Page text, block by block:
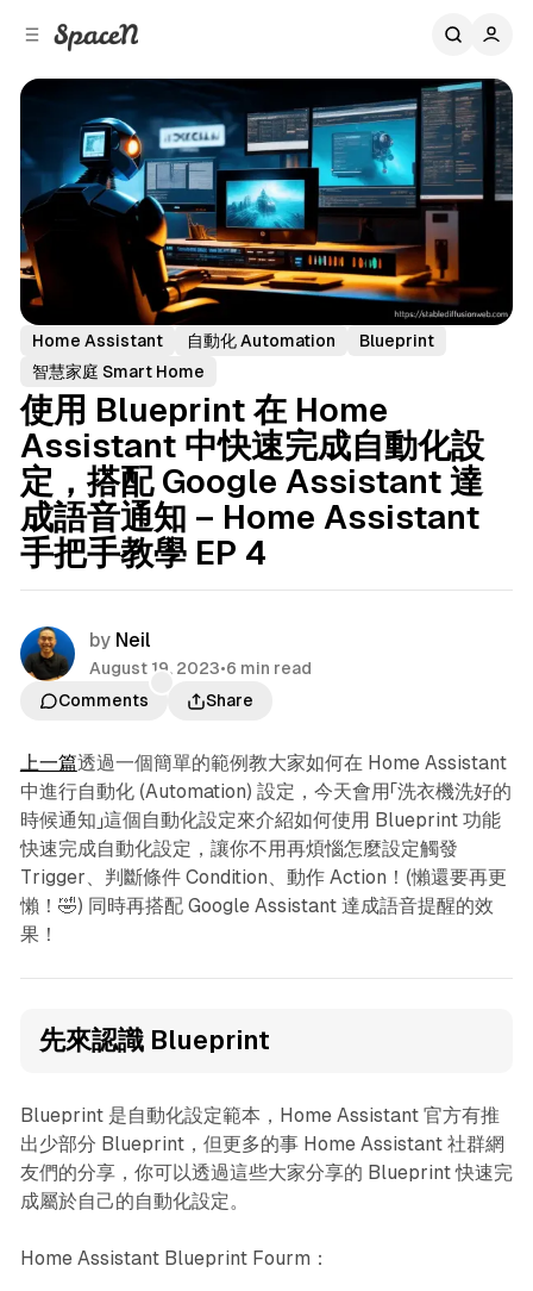
Home Assistant 自動化 Automation
Blueprint
智慧家庭 Smart Home
使用 Blueprint 在 Home
Assistant 中快速完成自動化設
定，搭配 Google Assistant 達
成語音通知 – Home Assistant
手把手教學 EP 4
by Neil
August 19, 2023•6 min read
Comments
Share
上一篇透過一個簡單的範例教大家如何在 Home Assistant
中進行自動化 (Automation) 設定，今天會用「洗衣機洗好的
時候通知」這個自動化設定來介紹如何使用 Blueprint 功能
快速完成自動化設定，讓你不用再煩惱怎麼設定觸發
Trigger、判斷條件 Condition、動作 Action！(懶還要再更
懶！🤣) 同時再搭配 Google Assistant 達成語音提醒的效
果！
先來認識 Blueprint
Blueprint 是自動化設定範本，Home Assistant 官方有推
出少部分 Blueprint，但更多的事 Home Assistant 社群網
友們的分享，你可以透過這些大家分享的 Blueprint 快速完
成屬於自己的自動化設定。
Home Assistant Blueprint Fourm：